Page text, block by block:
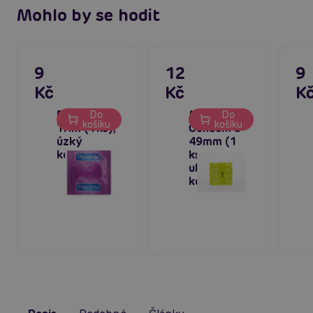
Mohlo by se hodit
Pasante
Trim (1ks),
úzký
kondom
9
Kč
Do
košíku
Mister Size
Condom S
49mm (1
ks),
ultratenké
kondomy
12
Kč
Do
košíku
9